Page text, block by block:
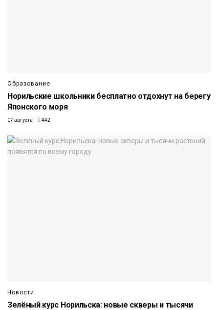
Образование
Норильские школьники бесплатно отдохнут на берегу
Японского моря
07 августа 442
Новости
Зелёный курс Норильска: новые скверы и тысячи